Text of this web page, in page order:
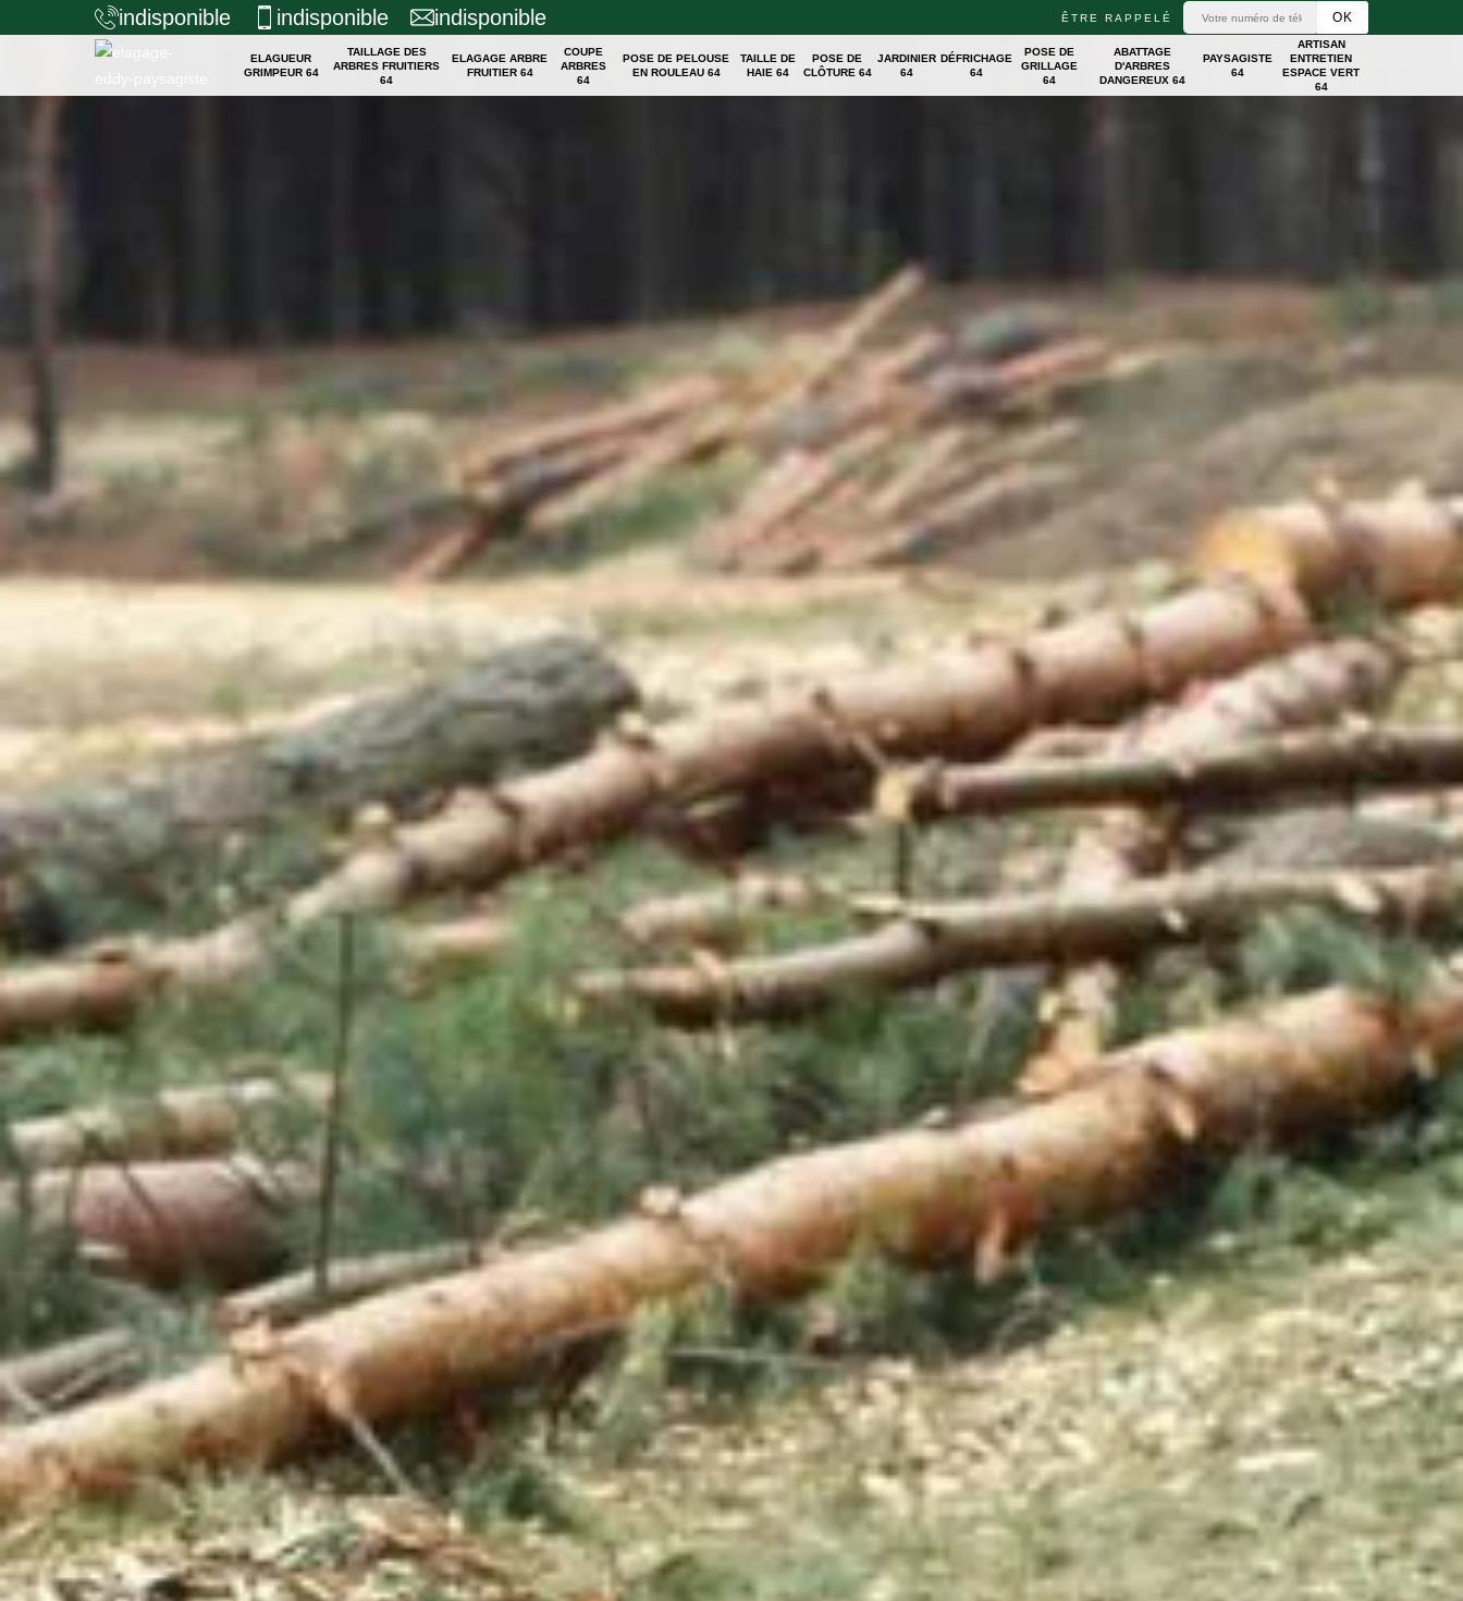
indisponible indisponible indisponible ÊTRE RAPPELÉ
ELAGUEUR
GRIMPEUR 64
TAILLAGE DES
ARBRES FRUITIERS
64
ELAGAGE ARBRE
FRUITIER 64
COUPE
ARBRES
64
POSE DE PELOUSE
EN ROULEAU 64
TAILLE DE
HAIE 64
POSE DE
CLÔTURE 64
JARDINIER
64
DÉFRICHAGE
64
POSE DE
GRILLAGE
64
ABATTAGE
D'ARBRES
DANGEREUX 64
PAYSAGISTE
64
ARTISAN
ENTRETIEN
ESPACE VERT
64